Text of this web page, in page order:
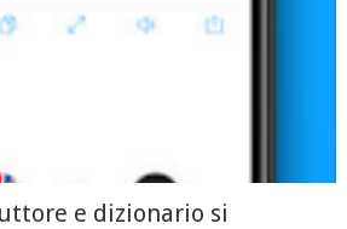
e dizionario si